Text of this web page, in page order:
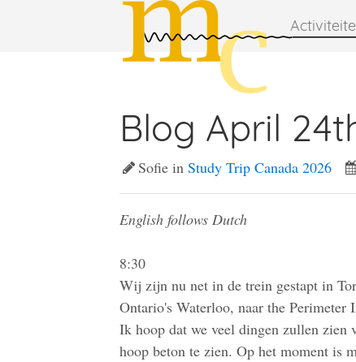
Blog April
Sofie inStudy Trip Canada 2026
English follows Dutch
8:30
Wij zijn nu net in de trein gestapt in
Ontario's Waterloo, naar the Perimeter
Ik hoop dat we veel dingen zullen zien
hoop beton te zien. Op het moment is